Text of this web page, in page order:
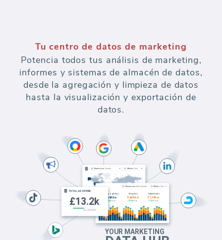
Tu centro de datos de marketing
Potencia todos tus análisis de marketing,
informes y sistemas de almacén de datos,
desde la agregación y limpieza de datos
hasta la visualización y exportación de
datos.